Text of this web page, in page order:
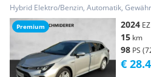
Premium
Hybrid Elektro/Benzin, Automatik,
2024 EZ
15 km
98 PS
€